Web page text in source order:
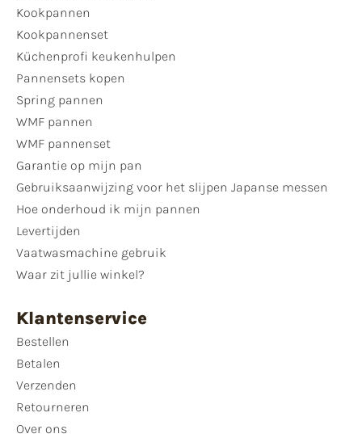
Kookpannen
Kookpannenset
Küchenprofi keukenhulpen
Pannensets kopen
Spring pannen
WMF pannen
WMF pannenset
Garantie op mijn pan
Gebruiksaanwijzing voor het slijpen Japanse messen
Hoe onderhoud ik mijn pannen
Levertijden
Vaatwasmachine gebruik
Waar zit jullie winkel?
Klantenservice
Bestellen
Betalen
Verzenden
Retourneren
Over ons